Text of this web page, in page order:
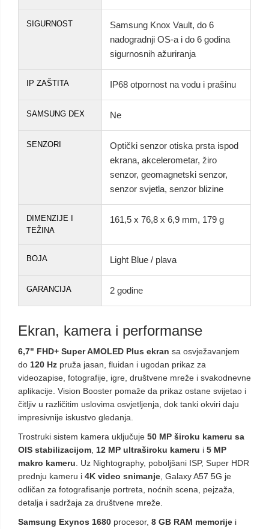
SIGURNOST
Samsung Knox Vault, do 6
nadogradnji OS-a i do 6 godina
sigurnosnih ažuriranja
IP ZAŠTITA IP68 otpornost na vodu i prašinu
SAMSUNG DEX Ne
SENZORI
Optički senzor otiska prsta ispod
ekrana, akcelerometar, žiro
senzor, geomagnetski senzor,
senzor svjetla, senzor blizine
DIMENZIJE I
TEŽINA
161,5 x 76,8 x 6,9 mm, 179 g
BOJA Light Blue / plava
GARANCIJA 2 godine
Ekran, kamera i performanse
6,7" FHD+ Super AMOLED Plus ekran sa osvježavanjem
do 120 Hz pruža jasan, fluidan i ugodan prikaz za
videozapise, fotografije, igre, društvene mreže i svakodnevne
aplikacije. Vision Booster pomaže da prikaz ostane svijetao i
čitljiv u različitim uslovima osvjetljenja, dok tanki okviri daju
impresivnije iskustvo gledanja.
Trostruki sistem kamera uključuje 50 MP široku kameru sa
OIS stabilizacijom 12 MP ultraširoku kameru i 5 MP
makro kameru . Uz Nightography, poboljšani ISP, Super HDR
prednju kameru i 4K video snimanje , Galaxy A57 5G je
odličan za fotografisanje portreta, noćnih scena, pejzaža,
detalja i sadržaja za društvene mreže.
Samsung Exynos 1680 procesor, 8 GB RAM memorije i